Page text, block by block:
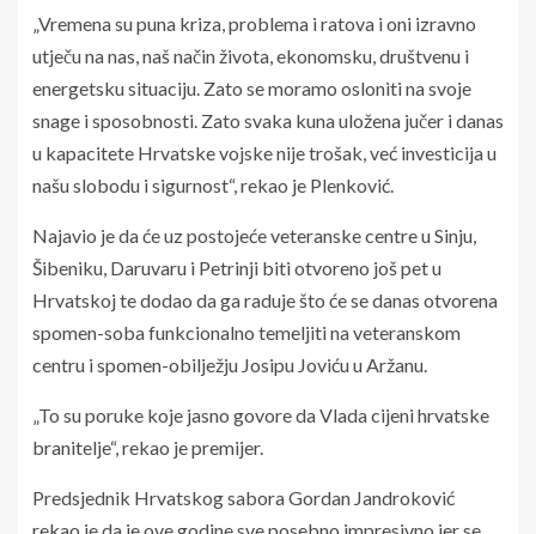
„Vremena su puna kriza, problema i ratova i oni izravno
utječu na nas, naš način života, ekonomsku, društvenu i
energetsku situaciju. Zato se moramo osloniti na svoje
snage i sposobnosti. Zato svaka kuna uložena jučer i danas
u kapacitete Hrvatske vojske nije trošak, već investicija u
našu slobodu i sigurnost“, rekao je Plenković.
Najavio je da će uz postojeće veteranske centre u Sinju,
Šibeniku, Daruvaru i Petrinji biti otvoreno još pet u
Hrvatskoj te dodao da ga raduje što će se danas otvorena
spomen-soba funkcionalno temeljiti na veteranskom
centru i spomen-obilježju Josipu Joviću u Aržanu.
„To su poruke koje jasno govore da Vlada cijeni hrvatske
branitelje“, rekao je premijer.
Predsjednik Hrvatskog sabora Gordan Jandroković